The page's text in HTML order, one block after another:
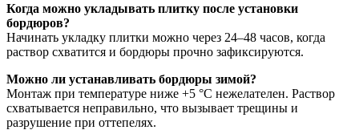
Когда можно укладывать плитку после установки
бордюров?
Начинать укладку плитки можно через 24–48 часов, когда
раствор схватится и бордюры прочно зафиксируются.
Можно ли устанавливать бордюры зимой?
Монтаж при температуре ниже +5 °C нежелателен. Раствор
схватывается неправильно, что вызывает трещины и
разрушение при оттепелях.